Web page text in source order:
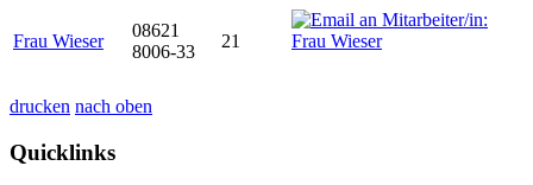
Frau Wieser
08621
8006-33
21
drucken nach oben
Quicklinks